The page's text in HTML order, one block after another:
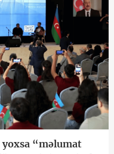
“məlumat